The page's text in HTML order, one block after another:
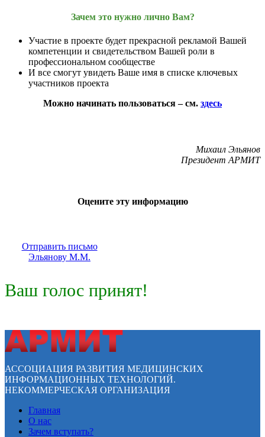
Зачем это нужно лично Вам?
Участие в проекте будет прекрасной рекламой Вашей
компетенции и свидетельством Вашей роли в
профессиональном сообществе
И все смогут увидеть Ваше имя в списке ключевых
участников проекта
Можно начинать пользоваться – см. здесь
Михаил Эльянов
Президент АРМИТ
Оцените эту информацию
Отправить письмо
Эльянову М.М.
Ваш голос принят!
АССОЦИАЦИЯ РАЗВИТИЯ МЕДИЦИНСКИХ
ИНФОРМАЦИОННЫХ ТЕХНОЛОГИЙ.
НЕКОММЕРЧЕСКАЯ ОРГАНИЗАЦИЯ
Главная
О нас
Зачем вступать?